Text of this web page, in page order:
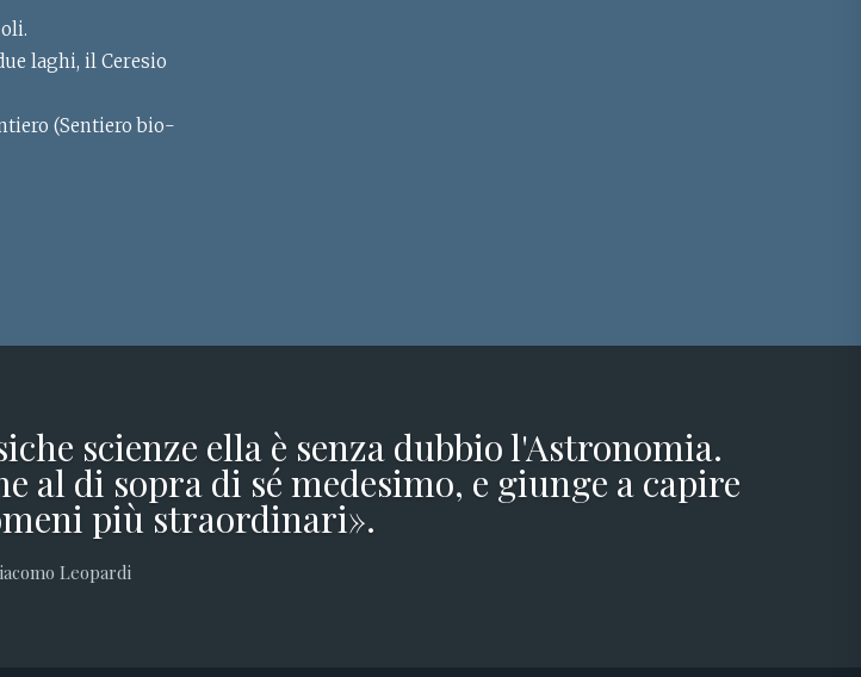
laghi, il Ceresio
(Sentiero bio-
scienze ella è senza dubbio l'Astronomia.
al di sopra di sé medesimo, e giunge a capire
più straordinari».
Leopardi